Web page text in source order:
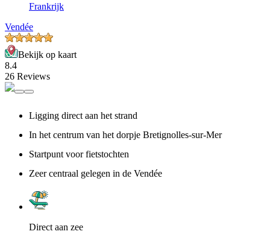
Frankrijk
Vendée
Bekijk op kaart
8.4
26 Reviews
Ligging direct aan het strand
In het centrum van het dorpje Bretignolles-sur-Mer
Startpunt voor fietstochten
Zeer centraal gelegen in de Vendée
Direct aan zee